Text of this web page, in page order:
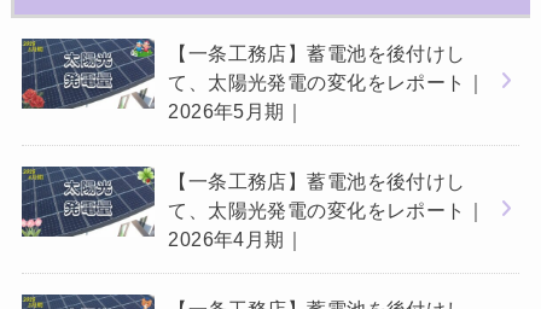
【一条工務店】蓄電池を後付けし
て、太陽光発電の変化をレポート｜
2026年5月期｜
【一条工務店】蓄電池を後付けし
て、太陽光発電の変化をレポート｜
2026年4月期｜